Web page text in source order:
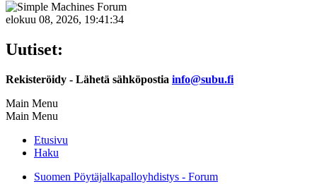
elokuu 08, 2026, 19:41:34
Uutiset:
Rekisteröidy - Lähetä sähköpostia info@subu.fi
Main Menu
Main Menu
Etusivu
Haku
Suomen Pöytäjalkapalloyhdistys - Forum